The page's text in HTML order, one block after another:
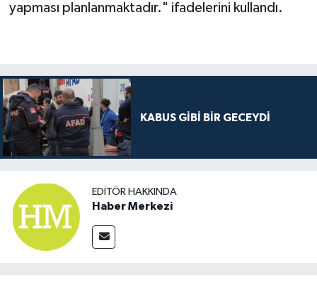
yapması planlanmaktadır." ifadelerini kullandı.
KABUS GİBİ BİR GECEYDİ
EDITÖR HAKKINDA
Haber Merkezi